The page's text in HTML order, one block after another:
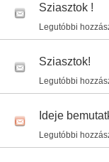
Sziasztok !
Legutóbbi
Sziasztok!
Legutóbbi
Ideje
Legutóbbi